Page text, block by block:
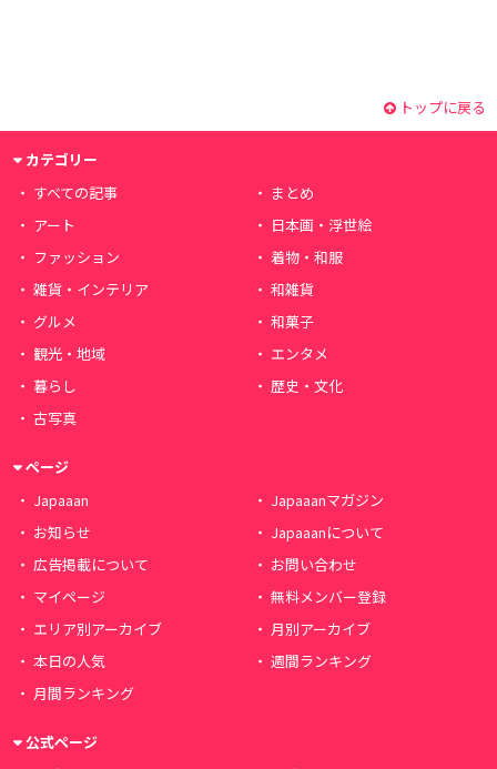
トップに戻る
カテゴリー
すべての記事
まとめ
アート
日本画・浮世絵
ファッション
着物・和服
雑貨・インテリア
和雑貨
グルメ
和菓子
観光・地域
エンタメ
暮らし
歴史・文化
古写真
ページ
Japaaan
Japaaanマガジン
お知らせ
Japaaanについて
広告掲載について
お問い合わせ
マイページ
無料メンバー登録
エリア別アーカイブ
月別アーカイブ
本日の人気
週間ランキング
月間ランキング
公式ページ